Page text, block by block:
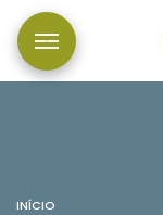
INÍCIO